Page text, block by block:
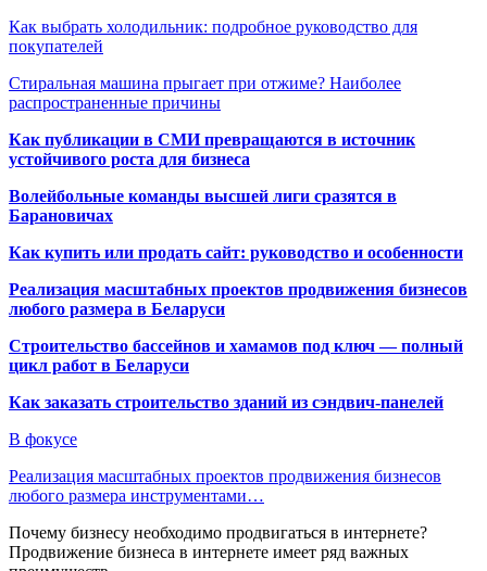
Как выбрать холодильник: подробное руководство для
покупателей
Стиральная машина прыгает при отжиме? Наиболее
распространенные причины
Как публикации в СМИ превращаются в источник
устойчивого роста для бизнеса
Волейбольные команды высшей лиги сразятся в
Барановичах
Как купить или продать сайт: руководство и особенности
Реализация масштабных проектов продвижения бизнесов
любого размера в Беларуси
Строительство бассейнов и хамамов под ключ — полный
цикл работ в Беларуси
Как заказать строительство зданий из сэндвич-панелей
В фокусе
Реализация масштабных проектов продвижения бизнесов
любого размера инструментами…
Почему бизнесу необходимо продвигаться в интернете?
Продвижение бизнеса в интернете имеет ряд важных